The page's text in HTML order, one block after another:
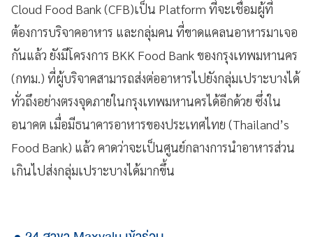
Cloud Food Bank (CFB)เป็น Platform ที่จะเชื่อมผู้ที่
ต้องการบริจาคอาหาร และกลุ่มคน ที่ขาดแคลนอาหารมาเจอ
กันแล้ว ยังมีโครงการ BKK Food Bank ของกรุงเทพมหานคร
(กทม.) ที่ผู้บริจาคสามารถส่งต่ออาหารไปยังกลุ่มเปราะบางได้
ทั่วถึงอย่างตรงจุดภายในกรุงเทพมหานครได้อีกด้วย ซึ่งใน
อนาคต เมื่อมีธนาคารอาหารของประเทศไทย (Thailand’s
Food Bank) แล้ว คาดว่าจะเป็นศูนย์กลางการนำอาหารส่วน
เกินไปส่งกลุ่มเปราะบางได้มากขึ้น